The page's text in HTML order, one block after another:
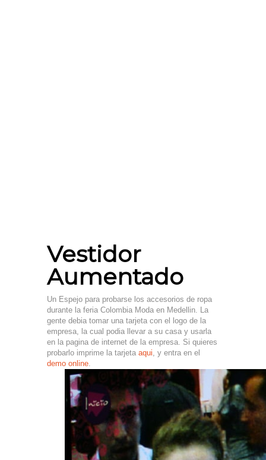
Vestidor
Aumentado
Un Espejo para probarse los accesorios de ropa
durante la feria Colombia Moda en Medellin. La
gente debia tomar una tarjeta con el logo de la
empresa, la cual podia llevar a su casa y usarla
en la pagina de internet de la empresa. Si quieres
probarlo imprime la tarjeta aqui, y entra en el
demo online.